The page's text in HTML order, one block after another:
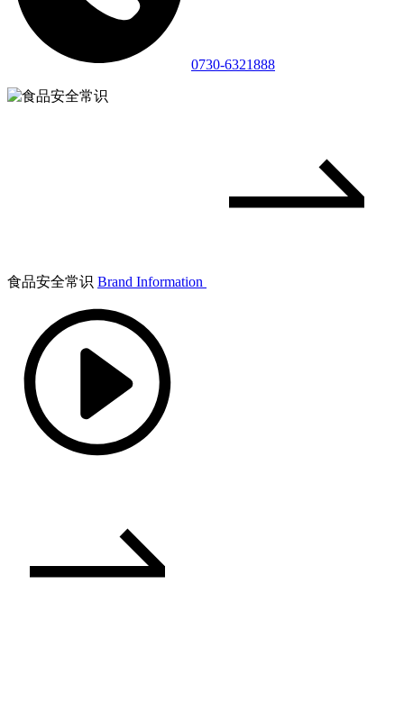
0730-6321888
食品安全常识 Brand Information